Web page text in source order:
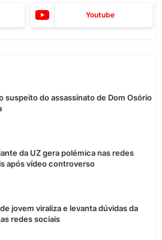
Youtube
suspeito do assassinato de Dom Osório
da UZ gera polémica nas redes
após vídeo controverso
jovem viraliza e levanta dúvidas da
redes sociais